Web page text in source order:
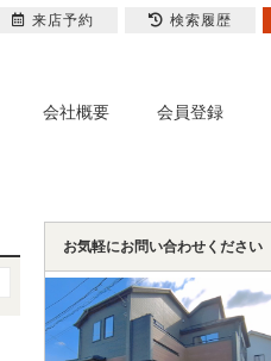
会社概要 会員登録
お気軽にお問い合わせください
来店予約 検索履歴